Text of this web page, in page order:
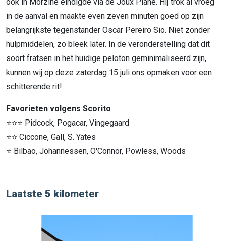
in de aanval en maakte even zeven minuten goed op zijn
belangrijkste tegenstander Oscar Pereiro Sio. Niet zonder
hulpmiddelen, zo bleek later. In de veronderstelling dat dit
soort fratsen in het huidige peloton geminimaliseerd zijn,
kunnen wij op deze zaterdag 15 juli ons opmaken voor een
schitterende rit!
Favorieten volgens Scorito
⭐⭐⭐ Pidcock, Pogacar, Vingegaard
⭐⭐ Ciccone, Gall, S. Yates
⭐ Bilbao, Johannessen, O'Connor, Powless, Woods
Laatste 5 kilometer